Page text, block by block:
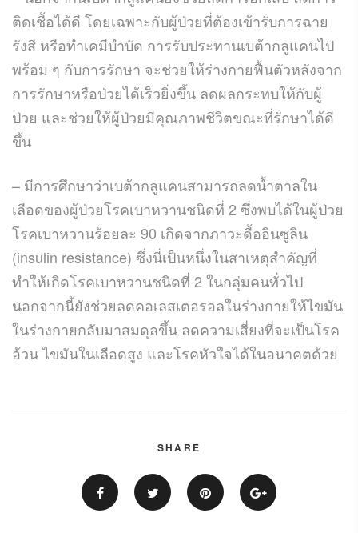
ติดเชื้อได้ดี โดยเฉพาะกับผู้ป่วยที่ต้องเข้ารับการฉาย
รังสี หรือทำเคมีบำบัด การรับประทานเบต้ากลูแคนไป
พร้อม ๆ กับการรักษา จะช่วยให้ร่างกายฟื้นตัวหลังจาก
การรักษาหรือป่วยได้เร็วยิ่งขึ้น ลดผลกระทบให้กับผู้
ป่วย และช่วยให้ผู้ป่วยมีคุณภาพชีวิตขณะที่รักษาได้ดี
ขึ้น
– มีการศึกษาว่าเบต้ากลูแคนสามารถลดน้ำตาลใน
เลือดของผู้ป่วยโรคเบาหวานชนิดที่ 2 ซึ่งพบได้ในผู้ป่วย
โรคเบาหวานร้อยละ 90 เกิดจากภาวะดื้ออินซูลิน
(insulin resistance) ซึ่งนี่เป็นหนึ่งในสาเหตุสำคัญที่
ทำให้เกิดโรคเบาหวานชนิดที่ 2 ในกลุ่มคนทั่วไป
นอกจากนี้ยังช่วยลดคอเลสเตอรอลในร่างกายให้ไขมัน
ในร่างกายกลับมาสมดุลขึ้น ลดความเสี่ยงที่จะเป็นโรค
อ้วน ไขมันในเลือดสูง และโรคหัวใจได้ในอนาคตด้วย
SHARE